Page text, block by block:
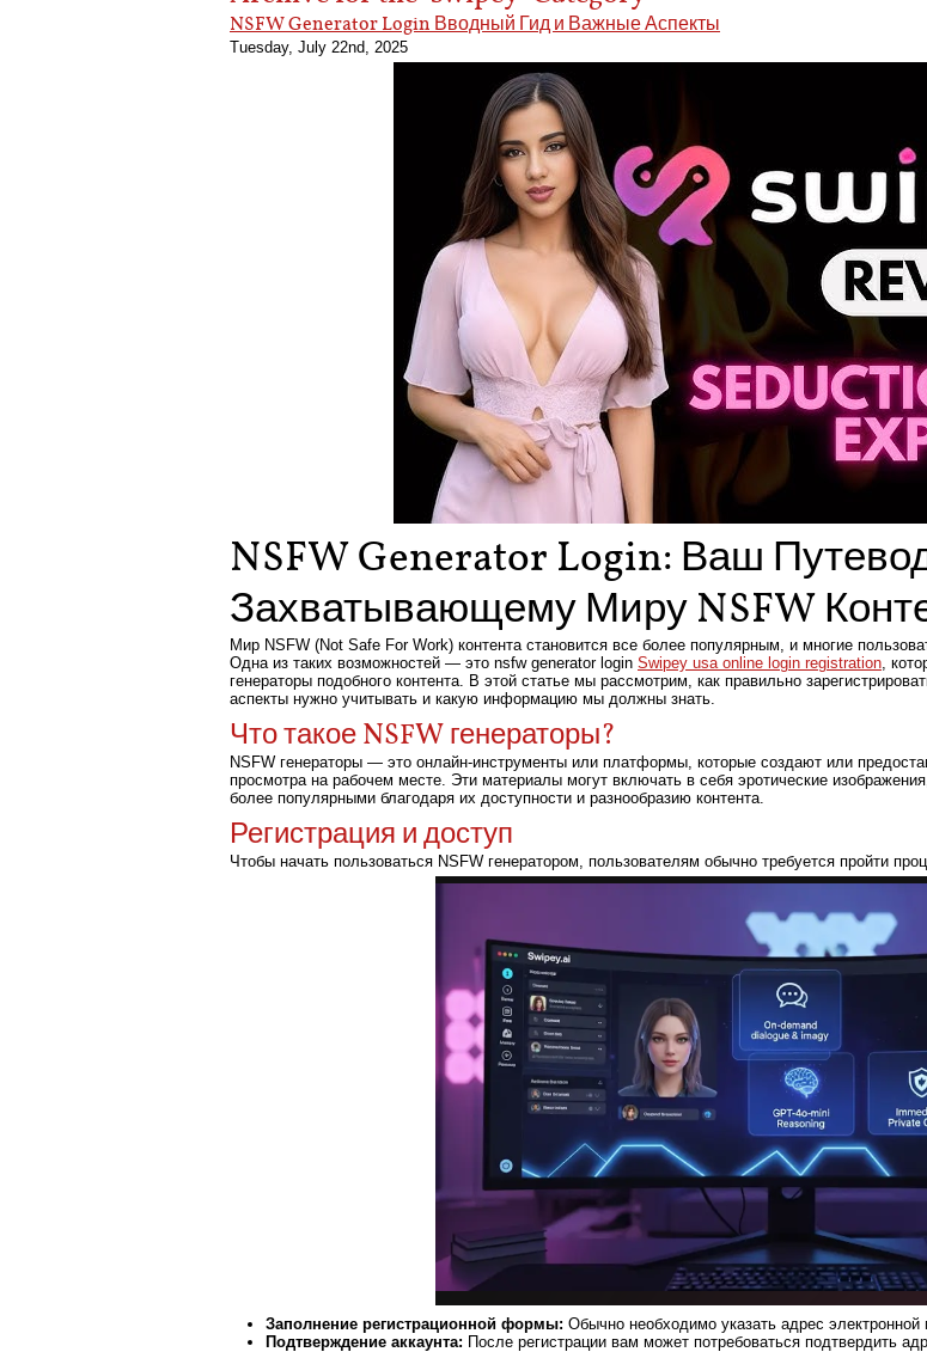
NSFW Generator Login Вводный Гид и Важные Аспекты
Tuesday, July 22nd, 2025
NSFW Generator Login: Ваш
Захватывающему Миру NSFW
Мир NSFW (Not Safe For Work) контента становится все более популярным, и многие
Одна из таких возможностей — это nsfw generator login Swipey usa online login registration,
генераторы подобного контента. В этой статье мы рассмотрим, как правильно
аспекты нужно учитывать и какую информацию мы должны знать.
Что такое NSFW генераторы?
NSFW генераторы — это онлайн-инструменты или платформы, которые создают или
просмотра на рабочем месте. Эти материалы могут включать в себя эротические
более популярными благодаря их доступности и разнообразию контента.
Регистрация и доступ
Чтобы начать пользоваться NSFW генератором, пользователям обычно требуется пройти
Заполнение регистрационной формы: Обычно необходимо указать адрес
Подтверждение аккаунта: После регистрации вам может потребоваться подтвердить